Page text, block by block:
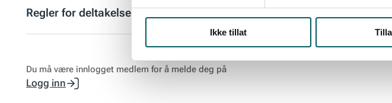
Ikke tillat
Regler for deltakelse på kurs
Du må være innlogget medlem for å melde deg på
Logg inn